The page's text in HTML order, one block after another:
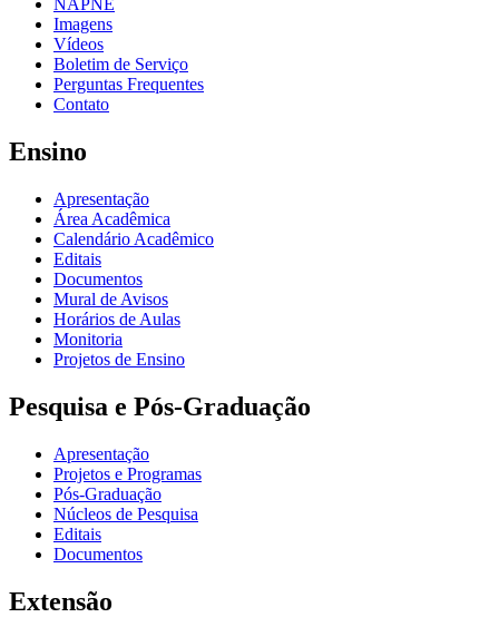
NAPNE
Imagens
Vídeos
Boletim de Serviço
Perguntas Frequentes
Contato
Ensino
Apresentação
Área Acadêmica
Calendário Acadêmico
Editais
Documentos
Mural de Avisos
Horários de Aulas
Monitoria
Projetos de Ensino
Pesquisa e Pós-Graduação
Apresentação
Projetos e Programas
Pós-Graduação
Núcleos de Pesquisa
Editais
Documentos
Extensão